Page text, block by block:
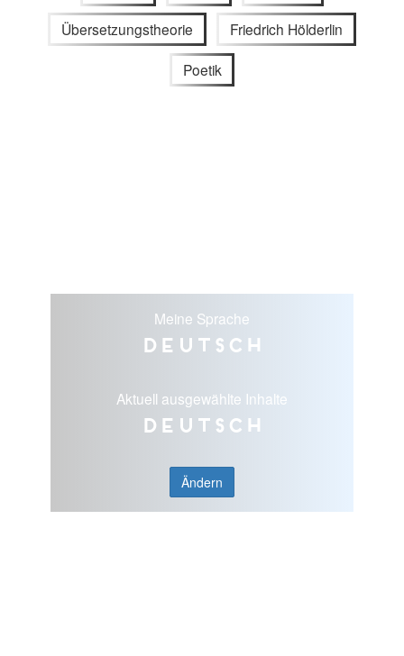
Übersetzungstheorie Friedrich Hölderlin
Poetik
Meine Sprache
Deutsch
Aktuell ausgewählte Inhalte
Deutsch
Ändern